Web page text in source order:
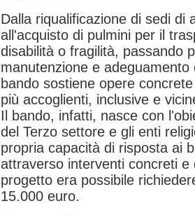
Dalla riqualificazione di sedi di
all'acquisto di pulmini per il
disabilità o fragilità, passando
manutenzione e adeguamento
bando sostiene opere
più accoglienti, inclusive e
Il bando, infatti, nasce con
del Terzo settore e gli enti
propria capacità di risposta ai
attraverso interventi concreti e
progetto era possibile
15.000 euro.